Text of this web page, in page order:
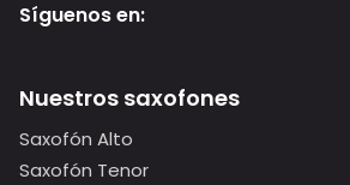
Síguenos en:
Nuestros saxofones
Saxofón Alto
Saxofón Tenor